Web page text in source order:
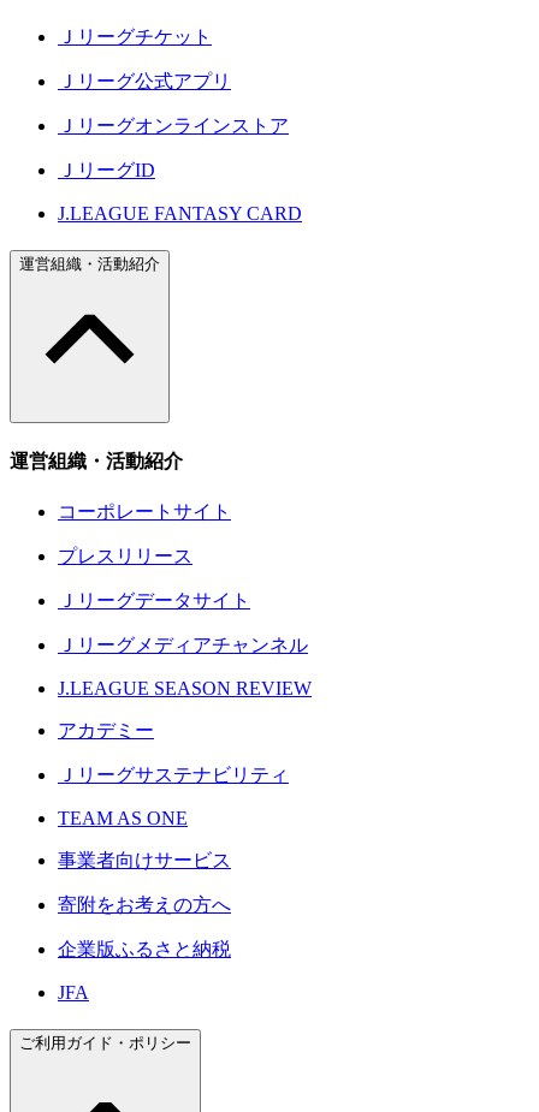
Ｊリーグチケット
Ｊリーグ公式アプリ
Ｊリーグオンラインストア
ＪリーグID
J.LEAGUE FANTASY CARD
運営組織・活動紹介
運営組織・活動紹介
コーポレートサイト
プレスリリース
Ｊリーグデータサイト
Ｊリーグメディアチャンネル
J.LEAGUE SEASON REVIEW
アカデミー
Ｊリーグサステナビリティ
TEAM AS ONE
事業者向けサービス
寄附をお考えの方へ
企業版ふるさと納税
JFA
ご利用ガイド・ポリシー